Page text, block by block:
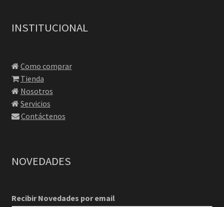
INSTITUCIONAL
Como comprar
Tienda
Nosotros
Servicios
Contáctenos
NOVEDADES
Recibir Novedades por email